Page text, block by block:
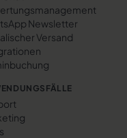
Newsletter
Versand